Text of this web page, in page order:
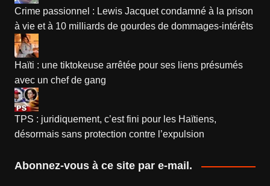
Crime passionnel : Lewis Jacquet condamné à la prison
à vie et à 10 milliards de gourdes de dommages-intérêts
Haïti : une tiktokeuse arrêtée pour ses liens présumés
avec un chef de gang
TPS : juridiquement, c’est fini pour les Haïtiens,
désormais sans protection contre l’expulsion
Abonnez-vous à ce site par e-mail.